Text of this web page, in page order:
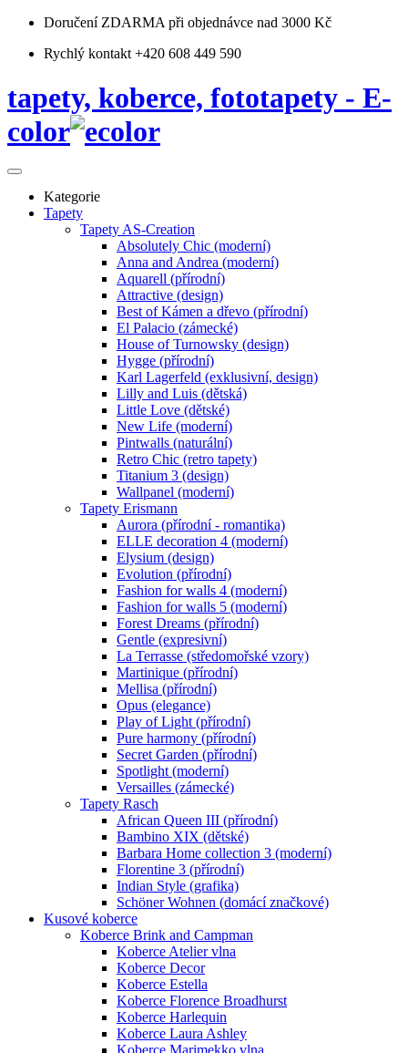
Doručení ZDARMA při objednávce nad 3000 Kč
Rychlý kontakt +420 608 449 590
tapety, koberce, fototapety - E-
color
Kategorie
Tapety
Tapety AS-Creation
Absolutely Chic (moderní)
Anna and Andrea (moderní)
Aquarell (přírodní)
Attractive (design)
Best of Kámen a dřevo (přírodní)
El Palacio (zámecké)
House of Turnowsky (design)
Hygge (přírodní)
Karl Lagerfeld (exklusivní, design)
Lilly and Luis (dětská)
Little Love (dětské)
New Life (moderní)
Pintwalls (naturální)
Retro Chic (retro tapety)
Titanium 3 (design)
Wallpanel (moderní)
Tapety Erismann
Aurora (přírodní - romantika)
ELLE decoration 4 (moderní)
Elysium (design)
Evolution (přírodní)
Fashion for walls 4 (moderní)
Fashion for walls 5 (moderní)
Forest Dreams (přírodní)
Gentle (expresivní)
La Terrasse (středomořské vzory)
Martinique (přírodní)
Mellisa (přírodní)
Opus (elegance)
Play of Light (přírodní)
Pure harmony (přírodní)
Secret Garden (přírodní)
Spotlight (moderní)
Versailles (zámecké)
Tapety Rasch
African Queen III (přírodní)
Bambino XIX (dětské)
Barbara Home collection 3 (moderní)
Florentine 3 (přírodní)
Indian Style (grafika)
Schöner Wohnen (domácí značkové)
Kusové koberce
Koberce Brink and Campman
Koberce Atelier vlna
Koberce Decor
Koberce Estella
Koberce Florence Broadhurst
Koberce Harlequin
Koberce Laura Ashley
Koberce Marimekko vlna